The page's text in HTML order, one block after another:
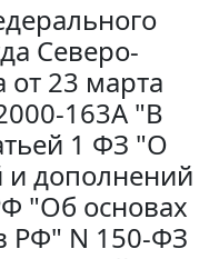
Северо-
от 23 марта
163А "В
1 ФЗ "О
и дополнений
"Об основах
РФ" N 150-ФЗ